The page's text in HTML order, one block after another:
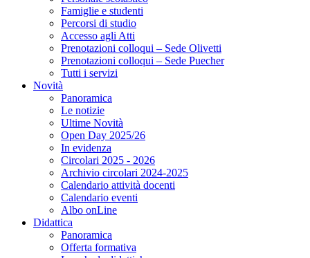
Famiglie e studenti
Percorsi di studio
Accesso agli Atti
Prenotazioni colloqui – Sede Olivetti
Prenotazioni colloqui – Sede Puecher
Tutti i servizi
Novità
Panoramica
Le notizie
Ultime Novità
Open Day 2025/26
In evidenza
Circolari 2025 - 2026
Archivio circolari 2024-2025
Calendario attività docenti
Calendario eventi
Albo onLine
Didattica
Panoramica
Offerta formativa